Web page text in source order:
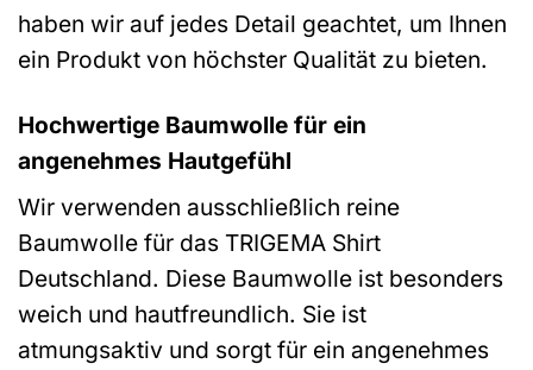
haben wir auf jedes Detail geachtet, um Ihnen
ein Produkt von höchster Qualität zu bieten.
Hochwertige Baumwolle für ein
angenehmes Hautgefühl
Wir verwenden ausschließlich reine
Baumwolle für das TRIGEMA Shirt
Deutschland. Diese Baumwolle ist besonders
weich und hautfreundlich. Sie ist
atmungsaktiv und sorgt für ein angenehmes